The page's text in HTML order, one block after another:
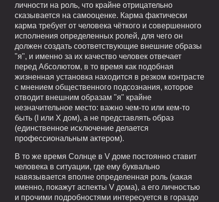
личности на роль, что крайне отрицательно
сказывается на самооценке. Карма фактически
карма требует от человека чёткого и совершенного
исполнения определенных ролей, для чего он
должен создать соответствующие внешние образы
"я", и именно за их качество человек отвечает
перед Абсолютом, в то время как подобная
жизненная установка находится в резком контрасте
с мнением общественного подсознания, которое
отводит внешним образам "я" крайне
незначительное место: важно чем-то или кем-то
быть (I или X дом), а не представлять образ
(единственное исключение делается
профессиональным актером).
В то же время Солнце в V доме постоянно ставит
человека в ситуации, где ему буквально
навязывается вполне определенная роль (какая
именно, покажут аспекты V дома), а его личностью
и прочими подробностями интересуется в гораздо